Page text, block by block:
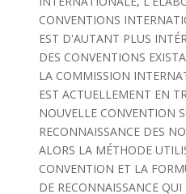
CONVENTIONS
EST D'AUTANT PLUS
DES CONVENTIONS
LA COMMISSION
EST ACTUELLEMENT EN
NOUVELLE CONVENTION
RECONNAISSANCE DES
ALORS LA MÉTHODE
CONVENTION ET LA
DE RECONNAISSANCE